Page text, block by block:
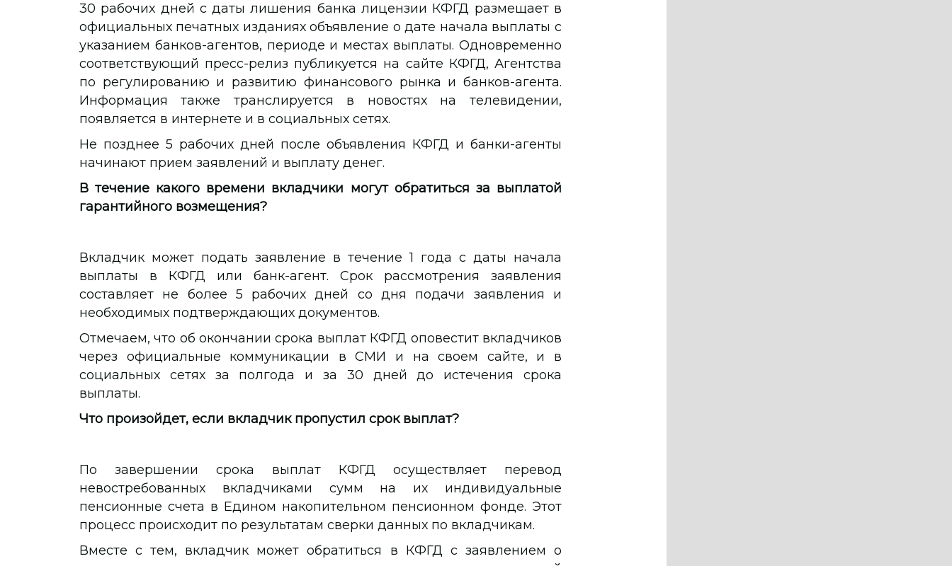
30 рабочих дней с даты лишения банка лицензии КФГД размещает в
официальных печатных изданиях объявление о дате начала выплаты с
указанием банков-агентов, периоде и местах выплаты. Одновременно
соответствующий пресс-релиз публикуется на сайте КФГД, Агентства
по регулированию и развитию финансового рынка и банков-агента.
Информация также транслируется в новостях на телевидении,
появляется в интернете и в социальных сетях.
Не позднее 5 рабочих дней после объявления КФГД и банки-агенты
начинают прием заявлений и выплату денег.
В течение какого времени вкладчики могут обратиться за выплатой
гарантийного возмещения?
Вкладчик может подать заявление в течение 1 года с даты начала
выплаты в КФГД или банк-агент. Срок рассмотрения заявления
составляет не более 5 рабочих дней со дня подачи заявления и
необходимых подтверждающих документов.
Отмечаем, что об окончании срока выплат КФГД оповестит вкладчиков
через официальные коммуникации в СМИ и на своем сайте, и в
социальных сетях за полгода и за 30 дней до истечения срока
выплаты.
Что произойдет, если вкладчик пропустил срок выплат?
По завершении срока выплат КФГД осуществляет перевод
невостребованных вкладчиками сумм на их индивидуальные
пенсионные счета в Едином накопительном пенсионном фонде. Этот
процесс происходит по результатам сверки данных по вкладчикам.
Вместе с тем, вкладчик может обратиться в КФГД с заявлением о